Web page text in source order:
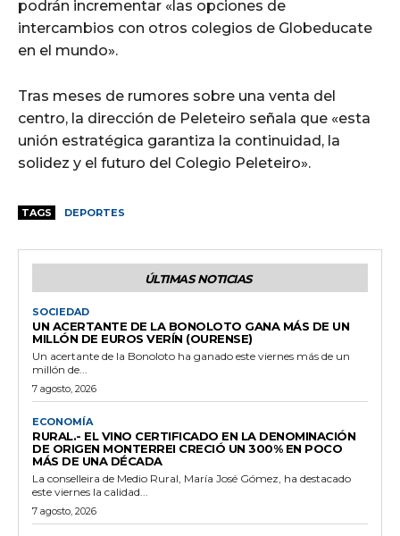
podrán incrementar «las opciones de
intercambios con otros colegios de Globeducate
en el mundo».
Tras meses de rumores sobre una venta del
centro, la dirección de Peleteiro señala que «esta
unión estratégica garantiza la continuidad, la
solidez y el futuro del Colegio Peleteiro».
TAGS DEPORTES
ÚLTIMAS NOTICIAS
SOCIEDAD
UN ACERTANTE DE LA BONOLOTO GANA MÁS DE UN
MILLÓN DE EUROS VERÍN (OURENSE)
Un acertante de la Bonoloto ha ganado este viernes más de un
millón de...
7 agosto, 2026
ECONOMÍA
RURAL.- EL VINO CERTIFICADO EN LA DENOMINACIÓN
DE ORIGEN MONTERREI CRECIÓ UN 300% EN POCO
MÁS DE UNA DÉCADA
La conselleira de Medio Rural, María José Gómez, ha destacado
este viernes la calidad...
7 agosto, 2026